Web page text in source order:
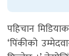
पहिचान
‘पिंकीको